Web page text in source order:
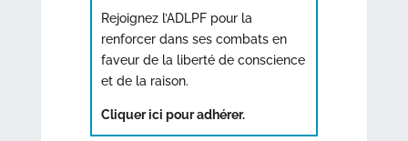
Rejoignez l’ADLPF pour la
renforcer dans ses combats en
faveur de la liberté de conscience
et de la raison.
Cliquer ici pour adhérer.